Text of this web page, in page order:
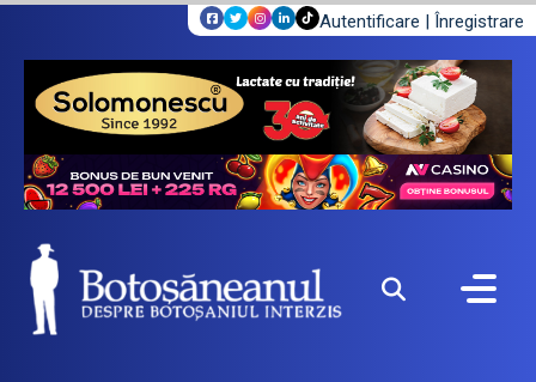
Autentificare | Înregistrare